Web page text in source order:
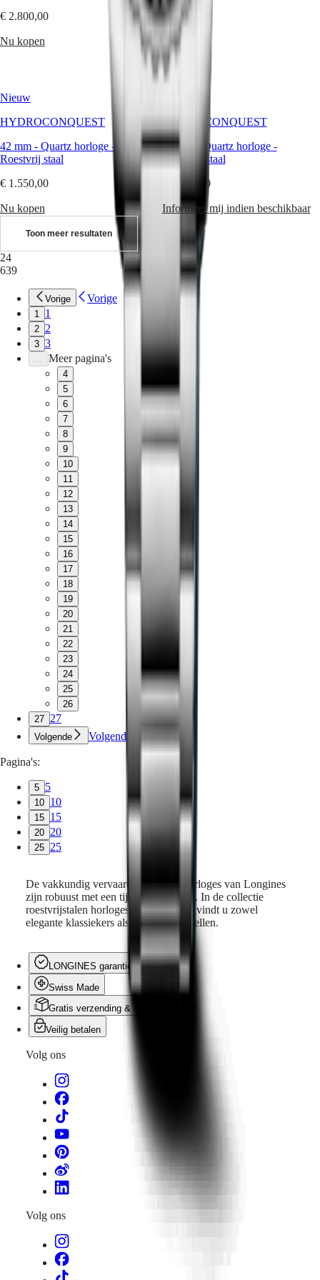
&
persoonlijkheden
Sport
&
horlogemaken
&
verhalen
Werken
bij
ons
horloges
Dames
horloges
horloges
€ 2.800,00
Nu kopen
€ 2.300,00
Nieuw
HYDROCONQUEST
42 mm - Quartz horloge -
Roestvrij staal
€ 1.550,00
Nu kopen
HYDROCONQUEST
42 mm
Quartz horloge-
Roestvrij staal
€ 1.550,00
Informeer mij indien beschikbaar
Toon meer resultaten
24
639
Vorige Vorige
1 1
2 2
3 3
... Meer pagina's
4
5
6
7
8
9
10
11
12
13
14
15
16
17
18
19
20
21
22
23
24
25
26
27 27
Volgende Volgende
Pagina's:
5 5
10 10
15 15
20 20
25 25
De vakkundig vervaardigde stalen horloges van Longines
zijn robuust met een tijdloze elegantie. In de collectie
roestvrijstalen horloges van Longines vindt u zowel
elegante klassiekers als moderne modellen.
LONGINES garantie
Swiss Made
Gratis verzending & retourneren
Veilig betalen
Volg ons
Volg ons